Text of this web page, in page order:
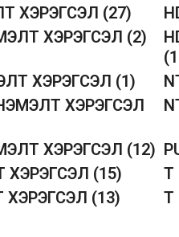
ХЭРЭГСЭЛ (27)
ХЭРЭГСЭЛ (2)
ХЭРЭГСЭЛ (1)
ХЭРЭГСЭЛ
ХЭРЭГСЭЛ (12)
ХЭРЭГСЭЛ (15) T
ХЭРЭГСЭЛ (13) T